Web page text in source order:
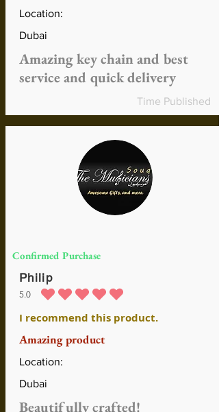
Location:
Dubai
Amazing key chain and best
service and quick delivery
Time Published
Confirmed Purchase
Philip
5.0
средний рейтинг 5 из 5
I recommend this product.
Amazing product
Location:
Dubai
Beautifully crafted!